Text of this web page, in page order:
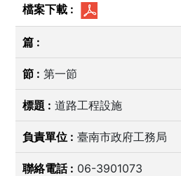
第一節
道路工程設施
臺南市政府工務局
06-3901073